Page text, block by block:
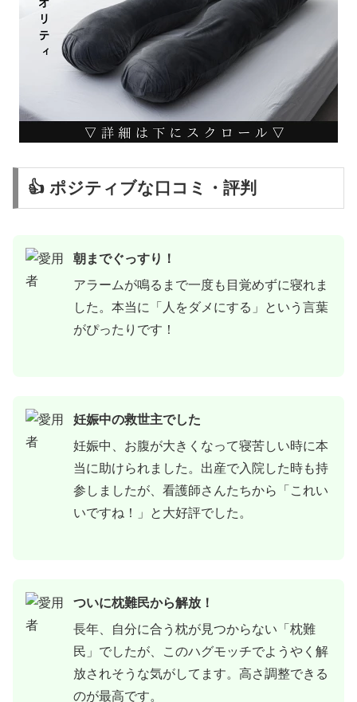
👍 ポジティブな口コミ・評判
朝までぐっすり！
アラームが鳴るまで一度も目覚めずに寝れま
した。本当に「人をダメにする」という言葉
がぴったりです！
妊娠中の救世主でした
妊娠中、お腹が大きくなって寝苦しい時に本
当に助けられました。出産で入院した時も持
参しましたが、看護師さんたちから「これい
いですね！」と大好評でした。
ついに枕難民から解放！
長年、自分に合う枕が見つからない「枕難
民」でしたが、このハグモッチでようやく解
放されそうな気がしてます。高さ調整できる
のが最高です。